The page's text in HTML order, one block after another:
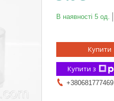
В наявності 5 од.
Купити
Купити з
+380681777469